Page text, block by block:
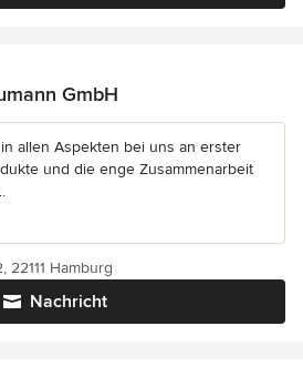
GmbH
allen Aspekten bei uns an erster
und die enge Zusammenarbeit
Nachricht
22111 Hamburg